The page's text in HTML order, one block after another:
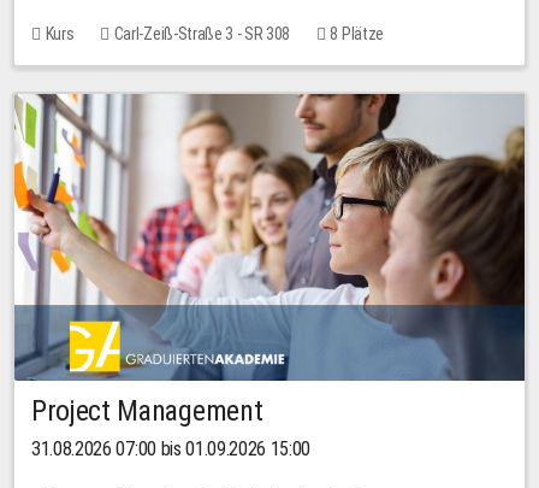
Kurs Carl-Zeiß-Straße 3 - SR 308 8 Plätze
Project Management
31.08.2026 07:00 bis 01.09.2026 15:00